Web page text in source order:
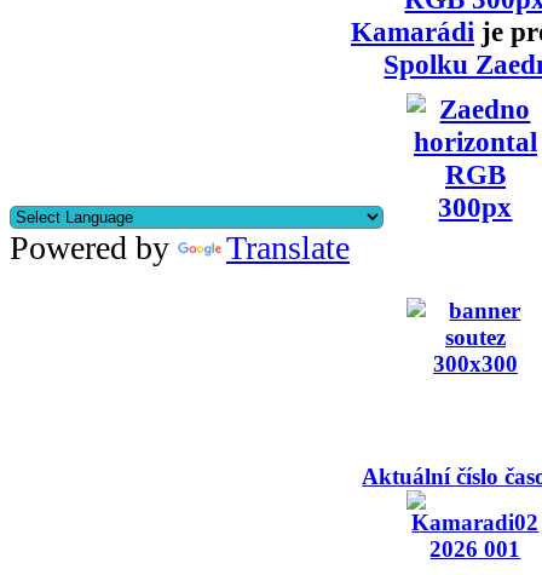
Kamarádi je
Spolku
Powered by Translate
Aktuální číslo